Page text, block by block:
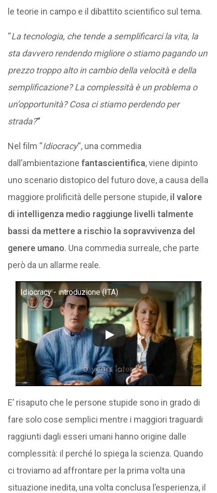
le teorie in campo e il dibattito scientifico sul tema.
“La tecnologia, che tende a semplificarci la vita, la
sta davvero rendendo migliore o stiamo pagando un
prezzo troppo alto in cambio della velocità e della
semplificazione? La complessità è un problema o
un’opportunità? Cosa ci stiamo perdendo per
strada?“
Nel film “Idiocracy“, una commedia
dall’ambientazione fantascientifica, viene dipinto
uno scenario distopico del futuro dove, a causa della
maggiore prolificità delle persone stupide, il valore
di intelligenza medio raggiunge livelli talmente
bassi da mettere a rischio la sopravvivenza del
genere umano. Una commedia surreale, che parte
però da un allarme reale.
Idiocracy - introduzione (ITA)
E’ risaputo che le persone stupide sono in grado di
fare solo cose semplici mentre i maggiori traguardi
raggiunti dagli esseri umani hanno origine dalle
complessità: il perché lo spiega la scienza. Quando
ci troviamo ad affrontare per la prima volta una
situazione inedita, una volta conclusa l’esperienza, il